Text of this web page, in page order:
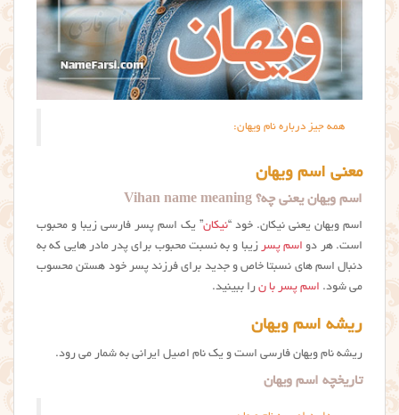
همه جیز درباره نام ویهان:
معنی اسم ویهان
اسم ویهان یعنی چه؟ Vihan name meaning
اسم ویهان یعنی نیکان. خود “نیکان” یک اسم پسر فارسی زیبا و محبوب
است. هر دو اسم پسر زیبا و به نسبت محبوب برای پدر مادر هایی که به
دنبال اسم های نسبتا خاص و جدید برای فرزند پسر خود هستن محسوب
می شود. اسم پسر با ن را ببینید.
ریشه اسم ویهان
ریشه نام ویهان فارسی است و یک نام اصیل ایرانی به شمار می رود.
تاریخچه اسم ویهان